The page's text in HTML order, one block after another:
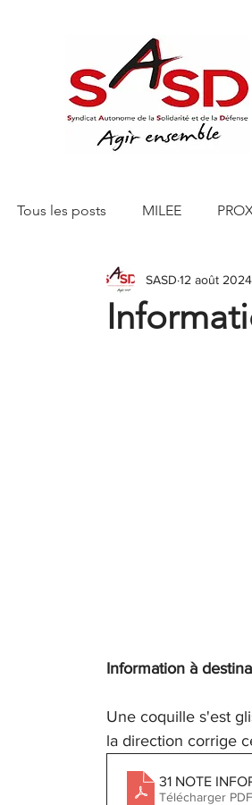
Tous les posts MILEE
Editions 150 Euros SASD
SASD 12 août 2024
Information à
Une coquille s'est
la direction corrige
31 NOTE
Télécharger